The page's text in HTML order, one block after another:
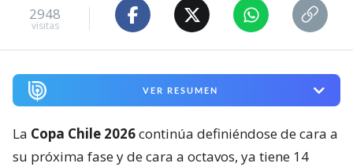
2948
visitas
VER RESUMEN
La Copa Chile 2026continúa definiéndose de cara a
su próxima fase y de cara a octavos, ya tiene 14